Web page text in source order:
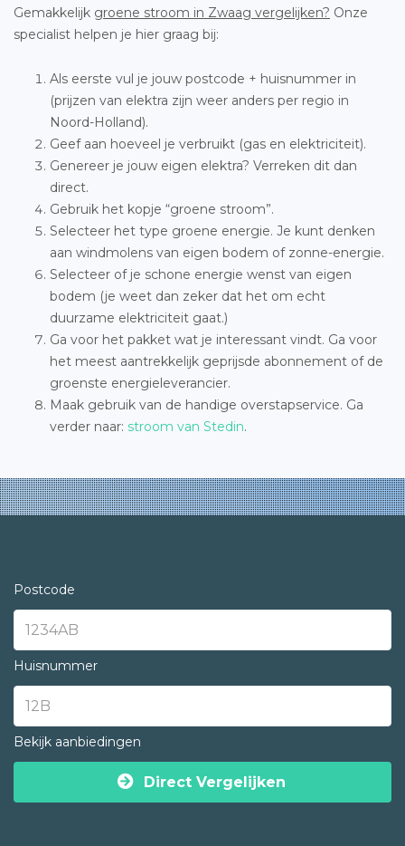
Gemakkelijk groene stroom in Zwaag vergelijken? Onze
specialist helpen je hier graag bij:
Als eerste vul je jouw postcode + huisnummer in
(prijzen van elektra zijn weer anders per regio in
Noord-Holland).
Geef aan hoeveel je verbruikt (gas en elektriciteit).
Genereer je jouw eigen elektra? Verreken dit dan
direct.
Gebruik het kopje “groene stroom”.
Selecteer het type groene energie. Je kunt denken
aan windmolens van eigen bodem of zonne-energie.
Selecteer of je schone energie wenst van eigen
bodem (je weet dan zeker dat het om echt
duurzame elektriciteit gaat.)
Ga voor het pakket wat je interessant vindt. Ga voor
het meest aantrekkelijk geprijsde abonnement of de
groenste energieleverancier.
Maak gebruik van de handige overstapservice. Ga
verder naar: stroom van Stedin.
Postcode
Huisnummer
Bekijk aanbiedingen
Direct Vergelijken